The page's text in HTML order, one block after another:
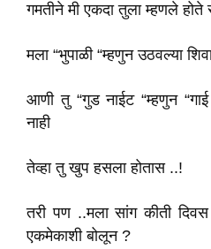
गमतीने मी एकदा तुला म्हणले होते
मला “भुपाळी “म्हणुन उठवल्या
आणी तु “गुड नाईट “म्हणुन
नाही
तेव्हा तु खुप हसला होतास ..!
तरी पण ..मला सांग कीती
एकमेकाशी बोलून ?